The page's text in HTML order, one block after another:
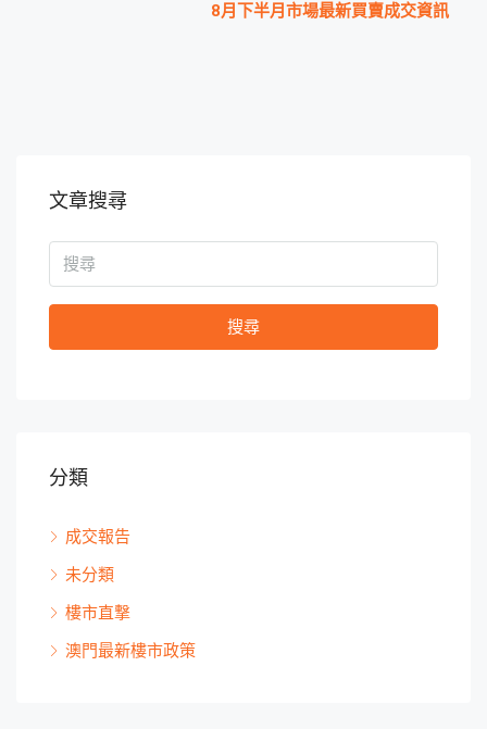
8月下半月市場最新買賣成交資訊
文章搜尋
搜尋
分類
成交報告
未分類
樓市直撃
澳門最新樓市政策